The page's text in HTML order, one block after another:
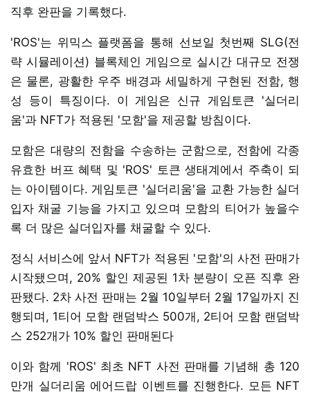
직후 완판을 기록했다.
'ROS'는 위믹스 플랫폼을 통해 선보일 첫번째 SLG(전
략 시뮬레이션) 블록체인 게임으로 실시간 대규모 전쟁
은 물론, 광활한 우주 배경과 세밀하게 구현된 전함, 행
성 등이 특징이다. 이 게임은 신규 게임토큰 '실더리
움'과 NFT가 적용된 '모함'을 제공할 방침이다.
모함은 대량의 전함을 수송하는 군함으로, 전함에 각종
유효한 버프 혜택 및 'ROS' 토큰 생태계에서 주축이 되
는 아이템이다. 게임토큰 '실더리움'을 교환 가능한 실더
입자 채굴 기능을 가지고 있으며 모함의 티어가 높을수
록 더 많은 실더입자를 채굴할 수 있다.
정식 서비스에 앞서 NFT가 적용된 '모함'의 사전 판매가
시작됐으며, 20% 할인 제공된 1차 분량이 오픈 직후 완
판됐다. 2차 사전 판매는 2월 10일부터 2월 17일까지 진
행되며, 1티어 모함 랜덤박스 500개, 2티어 모함 랜덤박
스 252개가 10% 할인 판매된다
이와 함께 'ROS' 최초 NFT 사전 판매를 기념해 총 120
만개 실더리움 에어드랍 이벤트를 진행한다. 모든 NFT